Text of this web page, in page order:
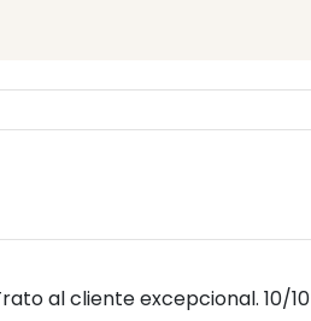
al cliente excepcional. 10/10